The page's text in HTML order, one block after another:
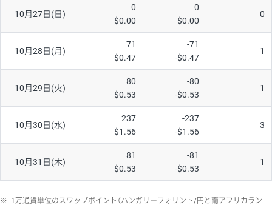
10月27日(日)
0
$0.00
0
$0.00
0
10月28日(月)
71
$0.47
-71
-$0.47
1
10月29日(火)
80
$0.53
-80
-$0.53
1
10月30日(水)
237
$1.56
-237
-$1.56
3
10月31日(木)
81
$0.53
-81
-$0.53
1
※ 1万通貨単位のスワップポイント（ハンガリーフォリント/円と南アフリカラン